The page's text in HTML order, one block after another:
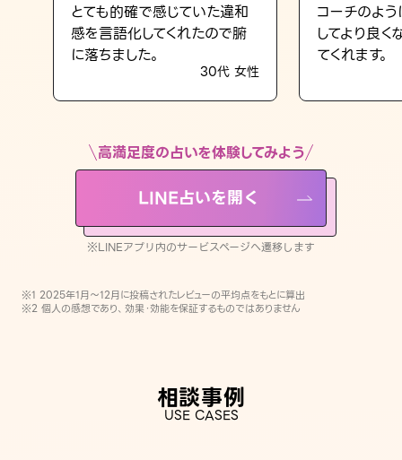
LINE占いを開く
※LINEアプリ内のサービスページへ遷移します
とても的確で感じていた違和
感を言語化してくれたので腑
に落ちました。
30代 女性
コーチのよ
してより良
てくれます。
高満足度の占いを体験してみよう
LINE占いを開く
※LINEアプリ内のサービスページへ遷移します
※1 2025年1月〜12月に投稿されたレビューの平均点をもとに算出
※2 個人の感想であり、効果・効能を保証するものではありません
相談事例
USE CASES